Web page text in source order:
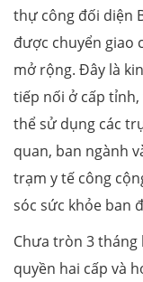
thự công đối diện
được chuyển giao
mở rộng. Đây là
tiếp nối ở cấp
thể sử dụng các
quan, ban ngành
trạm y tế công
sóc sức khỏe ban
Chưa tròn 3
quyền hai cấp và